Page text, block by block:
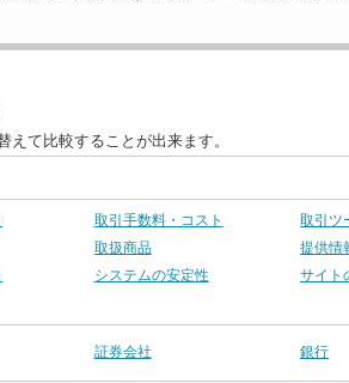
えて比較することが出来ます。
取引手数料・コスト
取引ツ
取扱商品
提供情
システムの安定性
サイト
証券会社 銀行